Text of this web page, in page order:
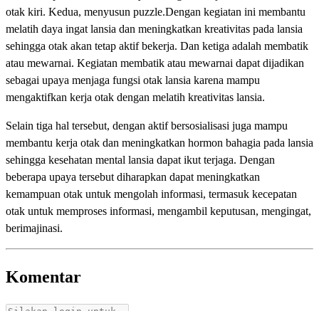
otak kiri. Kedua, menyusun puzzle.Dengan kegiatan ini membantu
melatih daya ingat lansia dan meningkatkan kreativitas pada lansia
sehingga otak akan tetap aktif bekerja. Dan ketiga adalah membatik
atau mewarnai. Kegiatan membatik atau mewarnai dapat dijadikan
sebagai upaya menjaga fungsi otak lansia karena mampu
mengaktifkan kerja otak dengan melatih kreativitas lansia.
Selain tiga hal tersebut, dengan aktif bersosialisasi juga mampu
membantu kerja otak dan meningkatkan hormon bahagia pada lansia
sehingga kesehatan mental lansia dapat ikut terjaga. Dengan
beberapa upaya tersebut diharapkan dapat meningkatkan
kemampuan otak untuk mengolah informasi, termasuk kecepatan
otak untuk memproses informasi, mengambil keputusan, mengingat,
berimajinasi.
Komentar